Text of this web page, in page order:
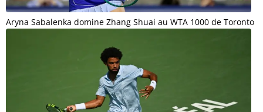
Aryna Sabalenka domine Zhang Shuai au WTA 1000 de Toronto